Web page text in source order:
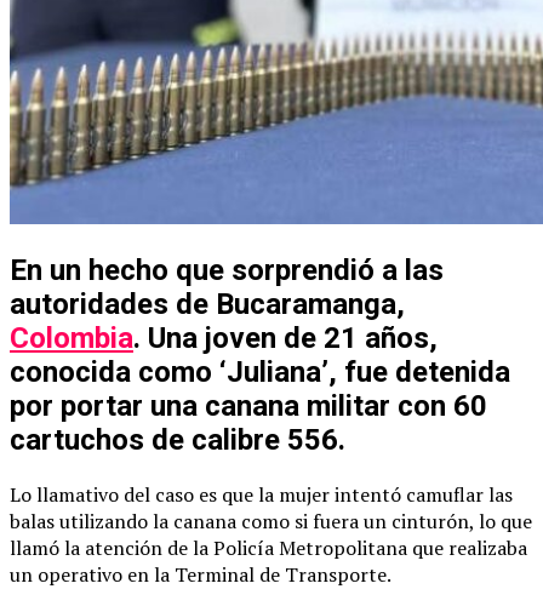
En un hecho que sorprendió a las
autoridades de Bucaramanga,
Colombia. Una joven de 21 años,
conocida como ‘Juliana’, fue detenida
por portar una canana militar con 60
cartuchos de calibre 556.
Lo llamativo del caso es que la mujer intentó camuflar las
balas utilizando la canana como si fuera un cinturón, lo que
llamó la atención de la Policía Metropolitana que realizaba
un operativo en la Terminal de Transporte.